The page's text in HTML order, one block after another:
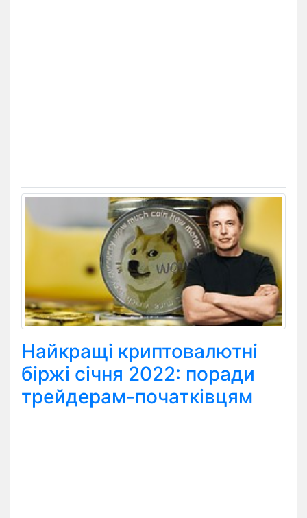
Найкращі криптовалютні
біржі січня 2022: поради
трейдерам-початківцям